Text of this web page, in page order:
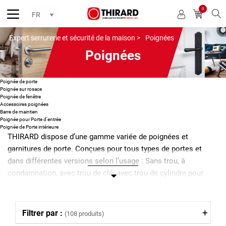
0
Expert serrurerie et sécurité de la maison > Poignées
Poignées
Poignée de porte
Poignée sur rosace
Poignée de fenêtre
Accessoires poignées
Barre de maintien
Poignée pour Porte d'entrée
Poignée de Porte intérieure
THIRARD dispose d’une gamme variée de poignées et
garnitures de porte. Conçues pour tous types de portes et
dans différentes versions selon l’usage : Sans trou, à
condamnation, avec trou de clé, avec trou de cylindre pour
chromée, aluminium, laquée, laiton, porcelaine, PVC , acier…
Thirard propose en complément des accessoires de poignées
Filtrer par : (108 produits)